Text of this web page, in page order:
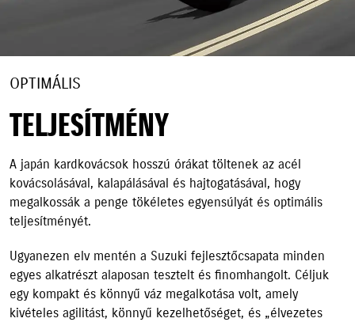
OPTIMÁLIS
TELJESÍTMÉNY
A japán kardkovácsok hosszú órákat töltenek az acél
kovácsolásával, kalapálásával és hajtogatásával, hogy
megalkossák a penge tökéletes egyensúlyát és optimális
teljesítményét.
Ugyanezen elv mentén a Suzuki fejlesztőcsapata minden
egyes alkatrészt alaposan tesztelt és finomhangolt. Céljuk
egy kompakt és könnyű váz megalkotása volt, amely
kivételes agilitást, könnyű kezelhetőséget, és „élvezetes